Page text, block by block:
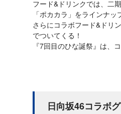
フード&ドリンクでは、二
「ポカカラ」をラインナッ
さらにコラボフード&ドリ
でついてくる！
『7回目のひな誕祭』は、
日向坂46コラボ